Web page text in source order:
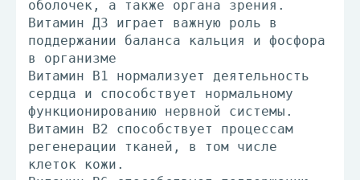
оболочек, а также органа зрения.
Витамин Д3 играет важную роль в
поддержании баланса кальция и фосфора
в организме
Витамин В1 нормализует деятельность
сердца и способствует нормальному
функционированию нервной системы.
Витамин В2 способствует процессам
регенерации тканей, в том числе
клеток кожи.